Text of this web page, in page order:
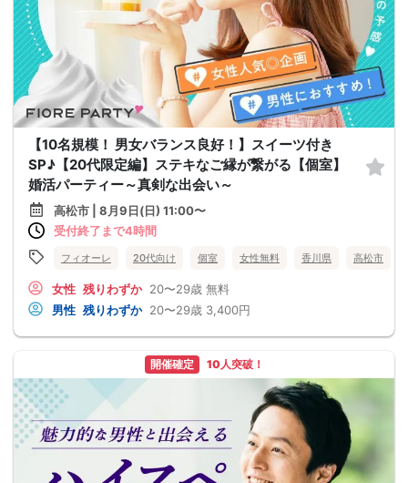
【10名規模！ 男女バランス良好！】スイーツ付き
SP♪【20代限定編】ステキなご縁が繋がる【個室】
婚活パーティー～真剣な出会い～
高松市 | 8月9日(日) 11:00〜
受付終了まで4時間
フィオーレ 20代向け 個室 女性無料 香川県 高松市
女性 残りわずか 20〜29歳 無料
男性 残りわずか 20〜29歳 3,400円
開催確定 10人突破！